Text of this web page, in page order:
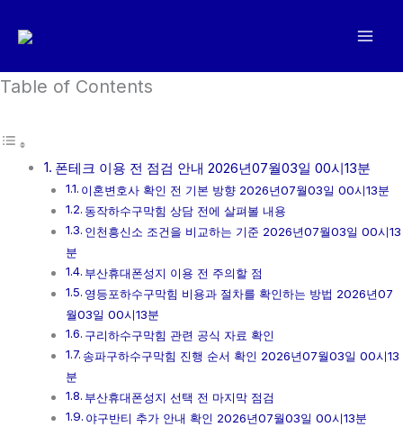
로
너
Table of Contents
폰테크 이용 전 점검 안내 2026년07월03일 00시13분
이혼변호사 확인 전 기본 방향 2026년07월03일 00시13분
동작하수구막힘 상담 전에 살펴볼 내용
인천흥신소 조건을 비교하는 기준 2026년07월03일 00시13
분
부산휴대폰성지 이용 전 주의할 점
영등포하수구막힘 비용과 절차를 확인하는 방법 2026년07
월03일 00시13분
구리하수구막힘 관련 공식 자료 확인
송파구하수구막힘 진행 순서 확인 2026년07월03일 00시13
분
부산휴대폰성지 선택 전 마지막 점검
야구반티 추가 안내 확인 2026년07월03일 00시13분